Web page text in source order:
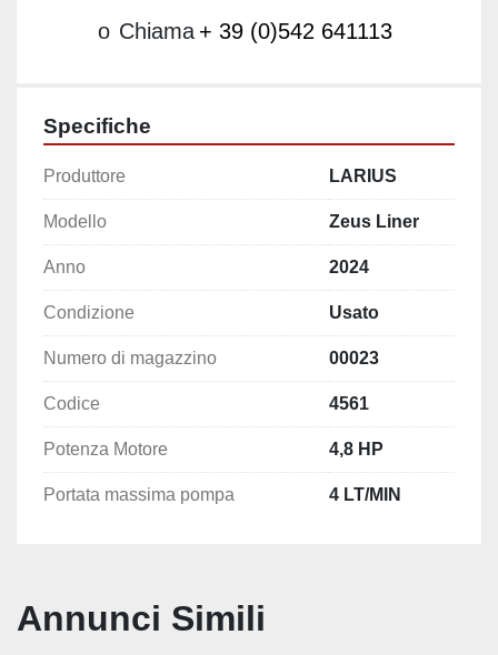
o Chiama + 39 (0)542 641113
Specifiche
Produttore LARIUS
Modello Zeus Liner
Anno 2024
Condizione Usato
Numero di magazzino 00023
Codice 4561
Potenza Motore 4,8 HP
Portata massima pompa 4 LT/MIN
Annunci Simili